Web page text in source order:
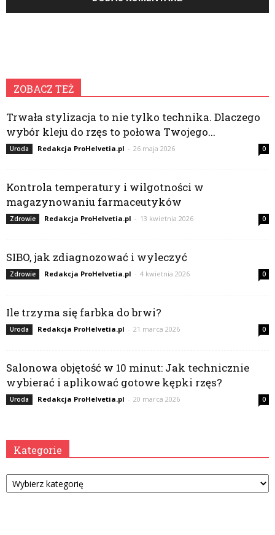
ZOBACZ TEŻ
Trwała stylizacja to nie tylko technika. Dlaczego
wybór kleju do rzęs to połowa Twojego...
Uroda Redakcja ProHelvetia.pl - 26 maja 2026 0
Kontrola temperatury i wilgotności w
magazynowaniu farmaceutyków
Zdrowie Redakcja ProHelvetia.pl - 13 kwietnia 2026 0
SIBO, jak zdiagnozować i wyleczyć
Zdrowie Redakcja ProHelvetia.pl - 4 kwietnia 2026 0
Ile trzyma się farbka do brwi?
Uroda Redakcja ProHelvetia.pl - 21 marca 2026 0
Salonowa objętość w 10 minut: Jak technicznie
wybierać i aplikować gotowe kępki rzęs?
Uroda Redakcja ProHelvetia.pl - 20 marca 2026 0
Kategorie
Kategorie